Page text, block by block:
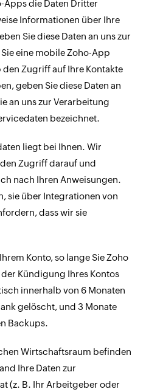
Apps die Daten Dritter
Informationen über Ihre
Sie diese Daten an uns zur
eine mobile Zoho-App
Zugriff auf Ihre Kontakte
geben Sie diese Daten an
an uns zur Verarbeitung
bezeichnet.
liegt bei Ihnen. Wir
Zugriff darauf und
nach Ihren Anweisungen.
sie über Integrationen von
dass wir sie
Konto, so lange Sie Zoho
Kündigung Ihres Kontos
innerhalb von 6 Monaten
gelöscht, und 3 Monate
Backups.
Wirtschaftsraum befinden
Ihre Daten zur
(z. B. Ihr Arbeitgeber oder